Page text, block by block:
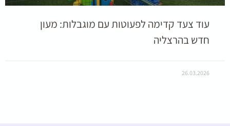
עוד צעד קדימה לפעוטות עם מוגבלות: מעון
חדש בהרצליה
26.03.2026